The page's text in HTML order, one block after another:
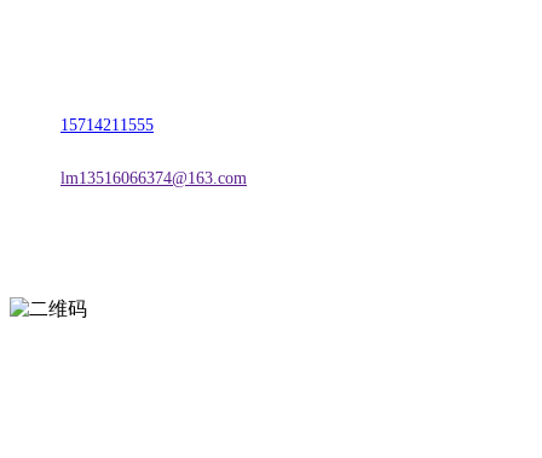
15714211555
lm13516066374@163.com